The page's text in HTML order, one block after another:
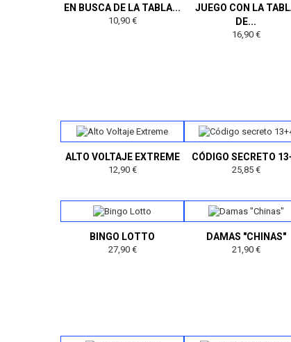
EN BUSCA DE LA TABLA...
10,90 €
JUEGO CON LA
DE...
16,90 €
ALTO VOLTAJE EXTREME
12,90 €
CÓDIGO SECRETO
25,85 €
BINGO LOTTO
27,90 €
DAMAS "CHINAS"
21,90 €